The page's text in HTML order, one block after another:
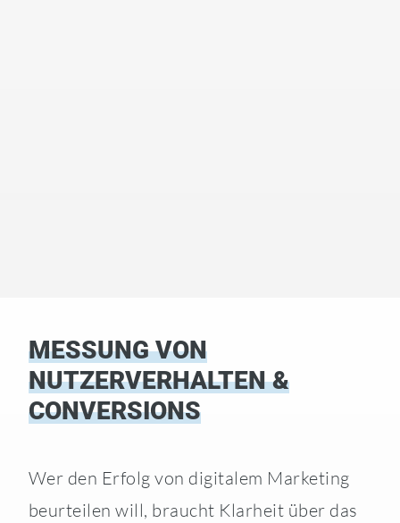
MESSUNG VON
NUTZERVERHALTEN &
CONVERSIONS
Wer den Erfolg von digitalem Marketing
beurteilen will, braucht Klarheit über das